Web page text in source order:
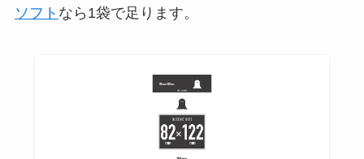
ソフト なら1袋で足ります。